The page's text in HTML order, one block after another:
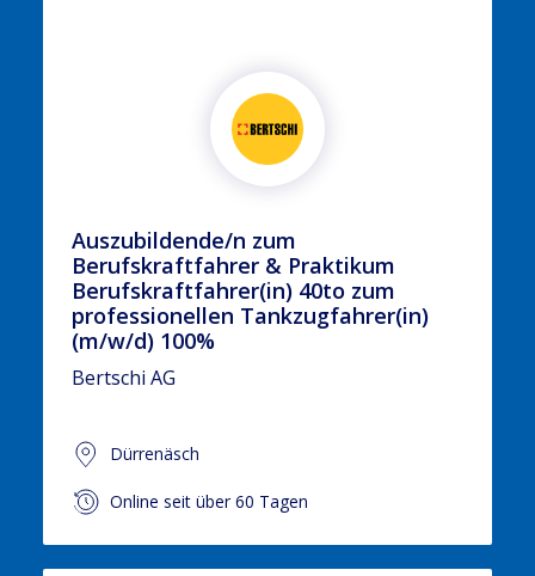
Auszubildende/n zum
Berufskraftfahrer & Praktikum
Berufskraftfahrer(in) 40to zum
professionellen Tankzugfahrer(in)
(m/w/d) 100%
Bertschi AG
Dürrenäsch
Online seit über 60 Tagen